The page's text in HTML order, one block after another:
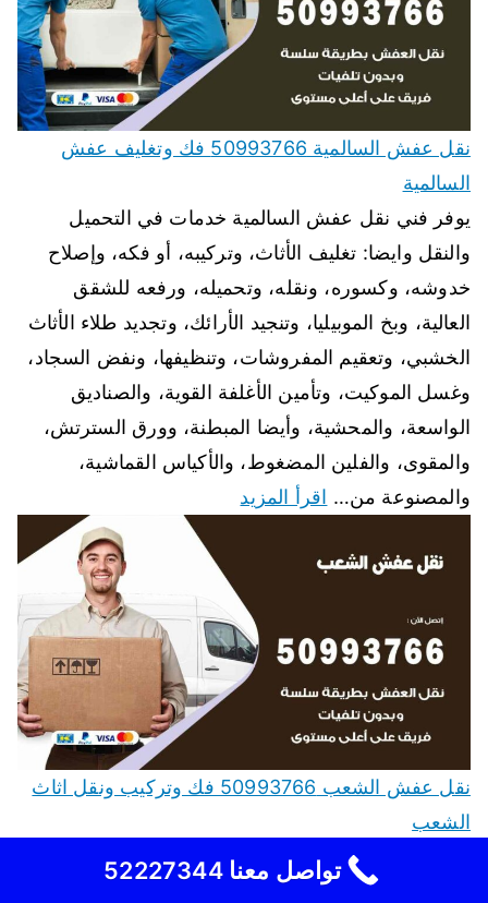
نقل عفش السالمية 50993766 فك وتغليف عفش
السالمية
يوفر فني نقل عفش السالمية خدمات في التحميل
والنقل وايضا: تغليف الأثاث، وتركيبه، أو فكه، وإصلاح
خدوشه، وكسوره، ونقله، وتحميله، ورفعه للشقق
العالية، وبخ الموبيليا، وتنجيد الأرائك، وتجديد طلاء الأثاث
الخشبي، وتعقيم المفروشات، وتنظيفها، ونفض السجاد،
وغسل الموكيت، وتأمين الأغلفة القوية، والصناديق
الواسعة، والمحشية، وأيضا المبطنة، وورق السترتش،
والمقوى، والفلين المضغوط، والأكياس القماشية،
والمصنوعة من… اقرأ المزيد
نقل عفش الشعب 50993766 فك وتركيب ونقل اثاث
الشعب
نقل عفش الشعب افضل شركة نقل عفش في كافة
أنحاء الكويت والتي تمتاز بخدماتها المتوفرة لجميع العملاء
تواصل معنا 52227344